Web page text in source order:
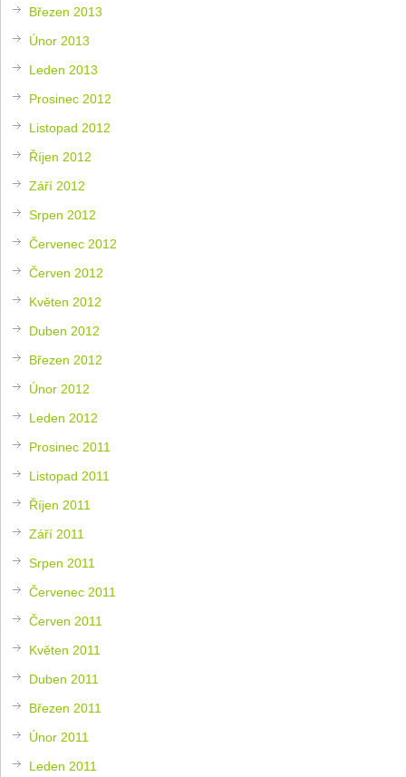
Březen 2013
Únor 2013
Leden 2013
Prosinec 2012
Listopad 2012
Říjen 2012
Září 2012
Srpen 2012
Červenec 2012
Červen 2012
Květen 2012
Duben 2012
Březen 2012
Únor 2012
Leden 2012
Prosinec 2011
Listopad 2011
Říjen 2011
Září 2011
Srpen 2011
Červenec 2011
Červen 2011
Květen 2011
Duben 2011
Březen 2011
Únor 2011
Leden 2011